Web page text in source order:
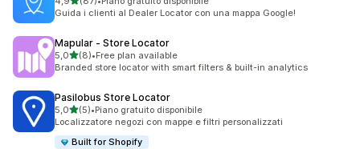
87 recensioni totali
Guida i clienti al Dealer Locator con una mappa Google!
Mapular ‑ Store Locator
5,0stelle su 5
(8)
8 recensioni totali
•Free plan available
Branded store locator with smart filters & built-in analytics
Pasilobus Store Locator
5,0stelle su 5
(5)
5 recensioni totali
•Piano gratuito disponibile
Localizzatore negozi con mappe e filtri personalizzati
Built for Shopify